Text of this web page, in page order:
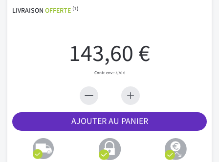
LIVRAISON OFFERTE (1)
143,60 €
3,76 €
AJOUTER AU PANIER